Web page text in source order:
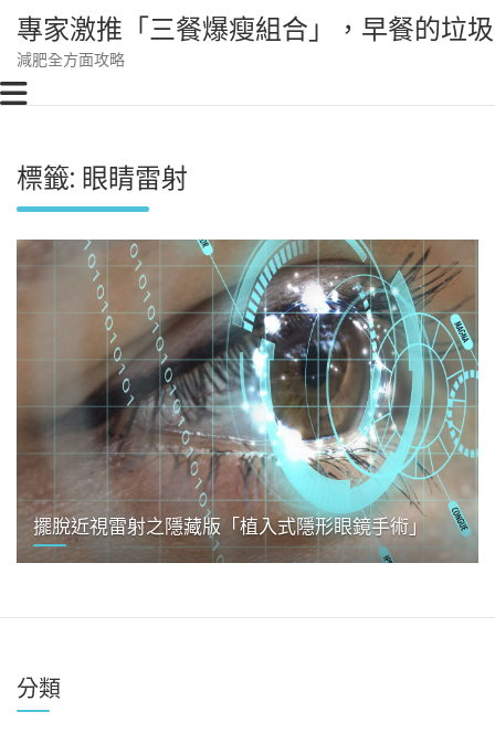
content
專家激推「三餐爆瘦組合」，早餐的垃
減肥全方面攻略
標籤: 眼睛雷射
擺脫近視雷射之隱藏版「植入式隱形眼鏡手術」
分類